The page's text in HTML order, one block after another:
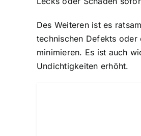
Des Weiteren ist es
technischen Defekts oder
minimieren. Es ist auch
Undichtigkeiten erhöht.